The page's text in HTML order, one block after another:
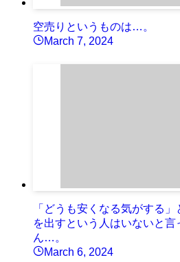
空売りというものは…。
March 7, 2024
「どうも安くなる気がする
を出すという人はいないと
ん…。
March 6, 2024